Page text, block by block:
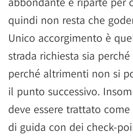
quindi non resta che
Unico accorgimento è
strada richiesta sia
perché altrimenti non si
il punto successivo.
deve essere trattato
di guida con dei check-